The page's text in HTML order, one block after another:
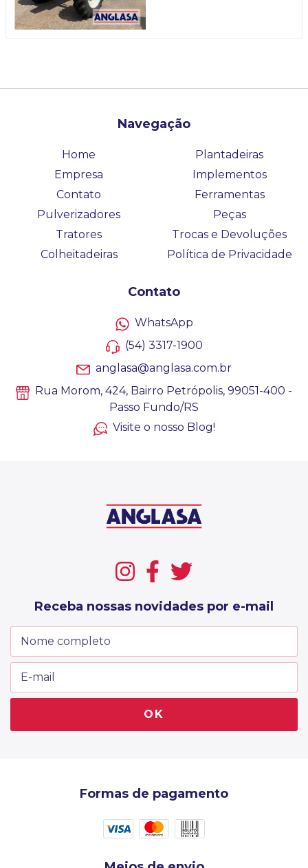
Navegação
Home
Empresa
Contato
Pulverizadores
Tratores
Colheitadeiras
Plantadeiras
Implementos
Ferramentas
Peças
Trocas e Devoluções
Política de Privacidade
Contato
WhatsApp
(54) 3317-1900
anglasa@anglasa.com.br
Rua Morom, 424, Bairro Petrópolis, 99051-400 -
Passo Fundo/RS
Visite o nosso Blog!
Receba nossas novidades por e-mail
Formas de pagamento